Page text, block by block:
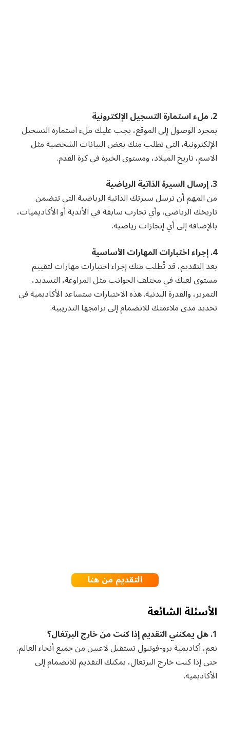
2. ملء استمارة التسجيل الإلكترونية
بمجرد الوصول إلى الموقع، يجب عليك ملء استمارة التسجيل
الإلكترونية، التي تطلب منك بعض البيانات الشخصية مثل
الاسم، تاريخ الميلاد، ومستوى الخبرة في كرة القدم.
3. إرسال السيرة الذاتية الرياضية
من المهم أن ترسل سيرتك الذاتية الرياضية التي تتضمن
تاريخك الرياضي، وأي تجارب سابقة في الأندية أو الأكاديميات،
بالإضافة إلى أي إنجازات رياضية.
4. إجراء اختبارات المهارات الأساسية
بعد التقديم، قد تُطلب منك إجراء اختبارات مهارات لتقييم
مستوى لعبك في مختلف الجوانب مثل المراوغة، التسديد،
التمرير، والقدرة البدنية. هذه الاختبارات ستساعد الأكاديمية في
تحديد مدى ملاءمتك للانضمام إلى برامجها التدريبية.
التقديم من هنا
الأسئلة الشائعة
1. هل يمكنني التقديم إذا كنت من خارج البرتغال؟
نعم، أكاديمية برو-فوتبول تستقبل لاعبين من جميع أنحاء العالم.
حتى إذا كنت خارج البرتغال، يمكنك التقديم للانضمام إلى
الأكاديمية.